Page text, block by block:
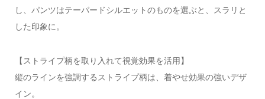
し、パンツはテーパードシルエットのものを選ぶと、スラリと
した印象に。
【ストライプ柄を取り入れて視覚効果を活用】
縦のラインを強調するストライプ柄は、着やせ効果の強いデザ
イン。